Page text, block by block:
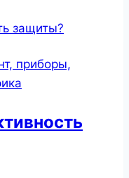
приборы,